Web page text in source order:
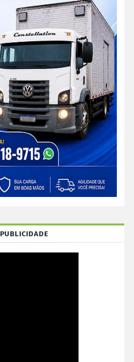
PUBLICIDADE